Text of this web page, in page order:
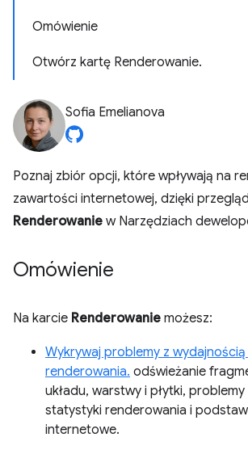
Omówienie
Otwórz kartę Renderowanie.
Sofia Emelianova
Poznaj zbiór opcji, które wpływają na
zawartości internetowej, dzięki
Renderowanie w Narzędziach
Omówienie
Na karcie Renderowanie możesz:
Wykrywaj problemy z
renderowania. odświeżanie
układu, warstwy i płytki,
statystyki renderowania i
internetowe.